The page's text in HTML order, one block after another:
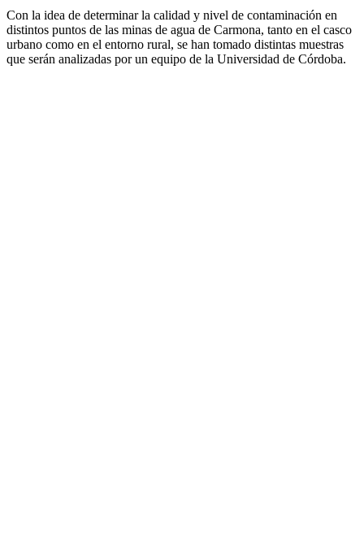
Con la idea de determinar la calidad y nivel de contaminación en
distintos puntos de las minas de agua de Carmona, tanto en el casco
urbano como en el entorno rural, se han tomado distintas muestras
que serán analizadas por un equipo de la Universidad de Córdoba.